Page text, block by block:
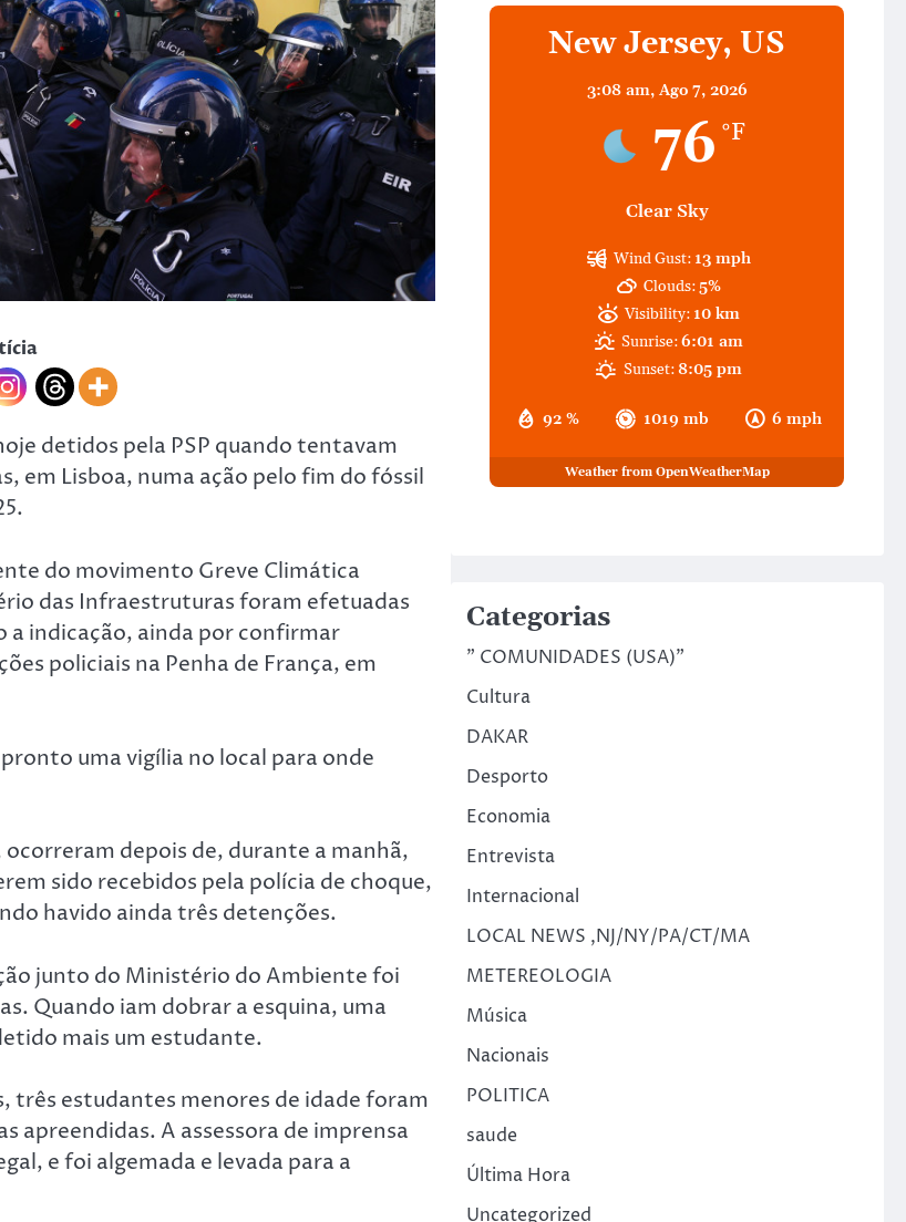
detidos pela PSP quando tentavam
em Lisboa, numa ação pelo fim do fóssil
do movimento Greve Climática
das Infraestruturas foram efetuadas
a indicação, ainda por confirmar
policiais na Penha de França, em
uma vigília no local para onde
depois de, durante a manhã,
sido recebidos pela polícia de choque,
havido ainda três detenções.
junto do Ministério do Ambiente foi
Quando iam dobrar a esquina, uma
mais um estudante.
três estudantes menores de idade foram
apreendidas. A assessora de imprensa
e foi algemada e levada para a
New Jersey, US
3:08 am, Ago 7, 2026
76 °F
Clear Sky
92 % 1019 mb 6 mph
Wind Gust: 13 mph
Clouds:5%
Visibility: 10 km
Sunrise:6:01 am
Sunset:8:05 pm
Weather from OpenWeatherMap
Categorias
" COMUNIDADES (USA)"
Cultura
DAKAR
Desporto
Economia
Entrevista
Internacional
LOCAL NEWS ,NJ/NY/PA/CT/MA
METEREOLOGIA
Música
Nacionais
POLITICA
saude
Última Hora
Uncategorized